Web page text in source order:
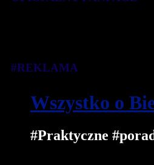
Wszystko o
#Praktyczne
#REKLAMA